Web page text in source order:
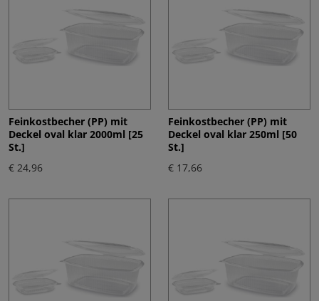
Feinkostbecher (PP) mit
Deckel oval klar 2000ml [25
St.]
€ 24,96
Feinkostbecher (PP) mit
Deckel oval klar 250ml [50
St.]
€ 17,66